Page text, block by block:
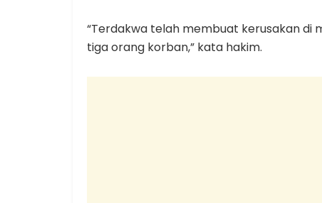
“Terdakwa telah membuat kerusakan di
tiga orang korban,” kata hakim.